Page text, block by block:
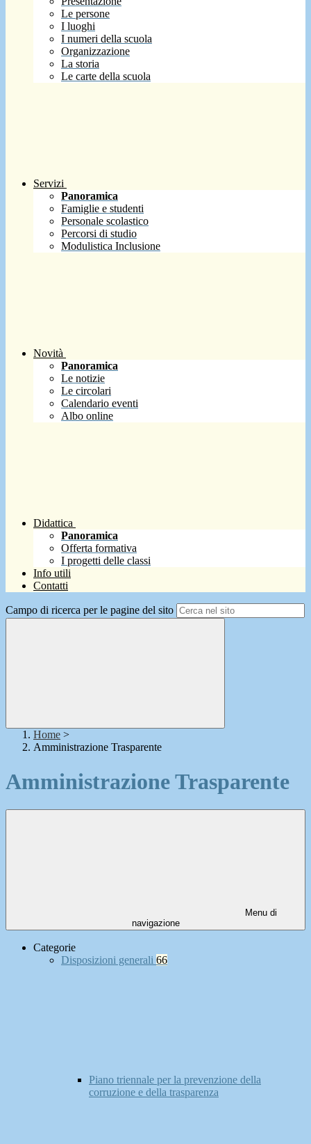
Le persone
I luoghi
I numeri della scuola
Organizzazione
La storia
Le carte della scuola
Servizi
Panoramica
Famiglie e studenti
Personale scolastico
Percorsi di studio
Modulistica Inclusione
Novità
Panoramica
Le notizie
Le circolari
Calendario eventi
Albo online
Didattica
Panoramica
Offerta formativa
I progetti delle classi
Info utili
Contatti
Campo di ricerca per le pagine del sito
Home >
Amministrazione Trasparente
Amministrazione Trasparente
Menu di
navigazione
Categorie
Disposizioni generali 66
Piano triennale per la prevenzione della
corruzione e della trasparenza